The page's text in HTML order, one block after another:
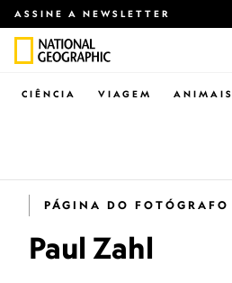
ASSINE A NEWSLETTER
CIÊNCIA VIAGEM ANIMAIS
PÁGINA DO FOTÓGRAFO
Paul Zahl